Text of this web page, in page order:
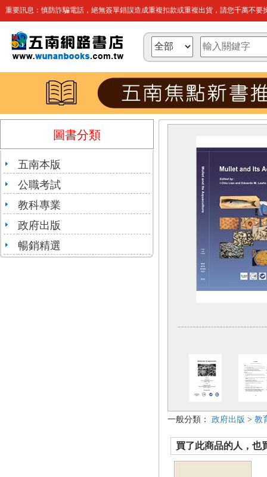
重要訊息：慎防詐騙電話，絕無簽單錯誤造成重複扣款或重複出貨，請您千萬不要
圖書分類
五南本版
公職考試
教科專業
政府出版
暢銷精選
一般分類： 政府出版 > 教
買了此商品的人，也